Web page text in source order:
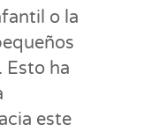
o la
Esto ha
este